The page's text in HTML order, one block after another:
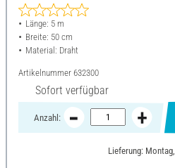
Länge: 5 m
Breite: 50 cm
Material: Draht
Artikelnummer 632300
Sofort verfügbar
Anzahl:
Lieferung: